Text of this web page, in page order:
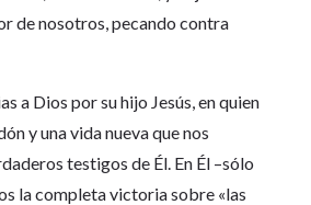
de nosotros, pecando contra
a Dios por su hijo Jesús, en quien
y una vida nueva que nos
testigos de Él. En Él –sólo
la completa victoria sobre «las